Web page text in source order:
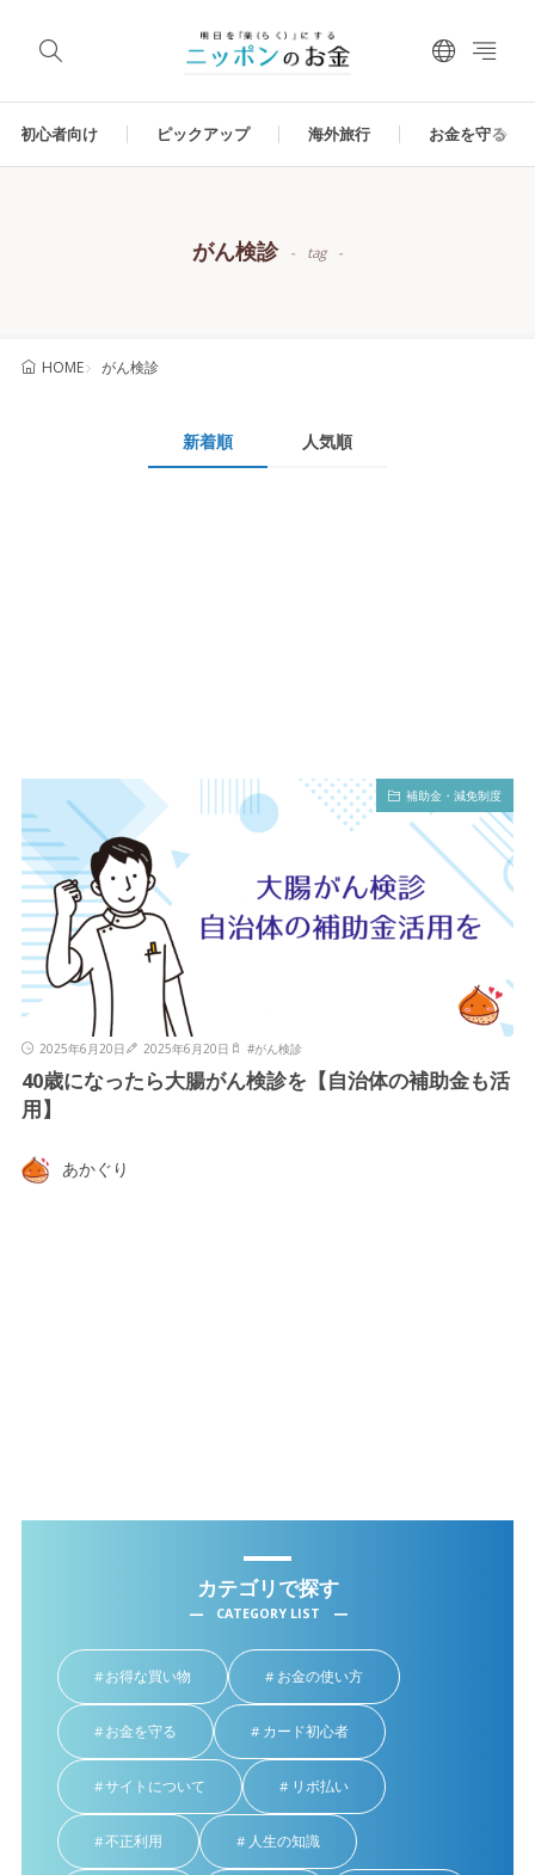
初心者向け ピックアップ 海外旅行 お金を守る
がん検診 tag
HOME がん検診
新着順 人気順
補助金・減免制度
2025年6月20日 2025年6月20日 #がん検診
40歳になったら大腸がん検診を【自治体の補助金も活
用】
あかぐり
カテゴリで探す
CATEGORY LIST
お得な買い物 お金の使い方
お金を守る カード初心者
サイトについて リボ払い
不正利用 人生の知識